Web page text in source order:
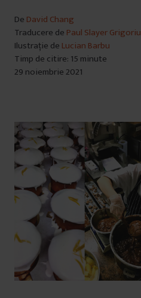
De David Chang
Traducere de Paul Slayer Grigoriu
Ilustrație de Lucian Barbu
Timp de citire: 15 minute
29 noiembrie 2021